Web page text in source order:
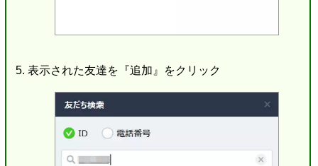
表示された友達を『追加』をクリック